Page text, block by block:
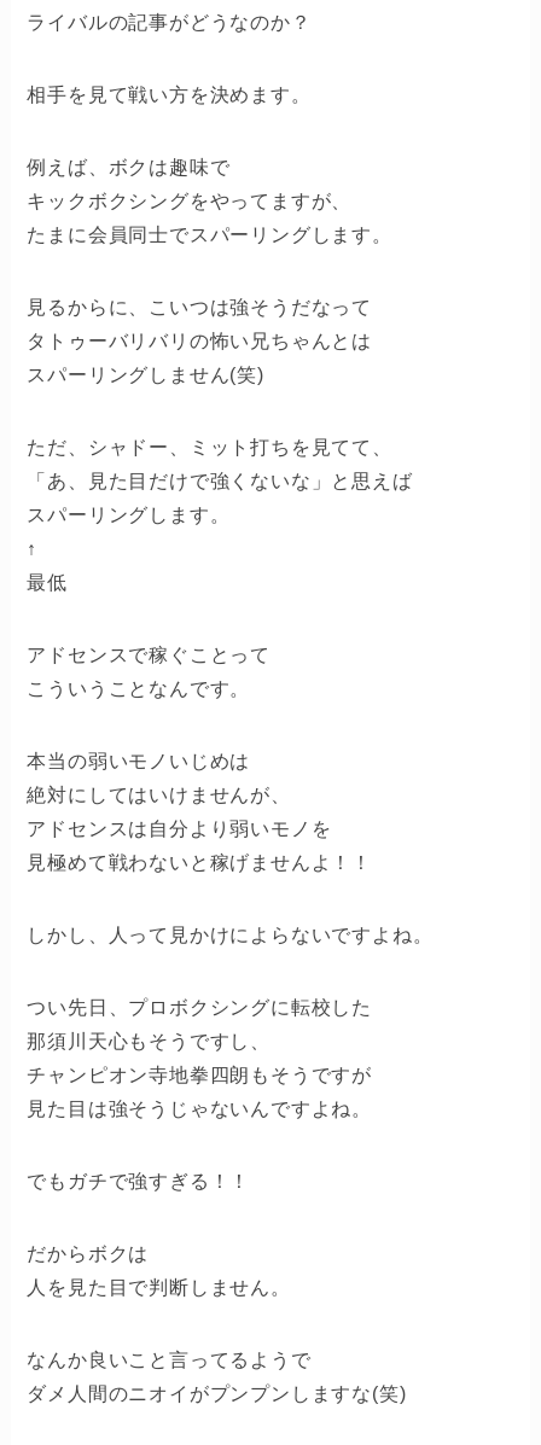
ライバルの記事がどうなのか？
相手を見て戦い方を決めます。
例えば、ボクは趣味で
キックボクシングをやってますが、
たまに会員同士でスパーリングします。
見るからに、こいつは強そうだなって
タトゥーバリバリの怖い兄ちゃんとは
スパーリングしません(笑)
ただ、シャドー、ミット打ちを見てて、
「あ、見た目だけで強くないな」と思えば
スパーリングします。
↑
最低
アドセンスで稼ぐことって
こういうことなんです。
本当の弱いモノいじめは
絶対にしてはいけませんが、
アドセンスは自分より弱いモノを
見極めて戦わないと稼げませんよ！！
しかし、人って見かけによらないですよね。
つい先日、プロボクシングに転校した
那須川天心もそうですし、
チャンピオン寺地拳四朗もそうですが
見た目は強そうじゃないんですよね。
でもガチで強すぎる！！
だからボクは
人を見た目で判断しません。
なんか良いこと言ってるようで
ダメ人間のニオイがプンプンしますな(笑)